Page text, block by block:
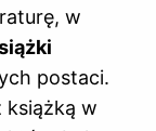
w
postaci.
książką w